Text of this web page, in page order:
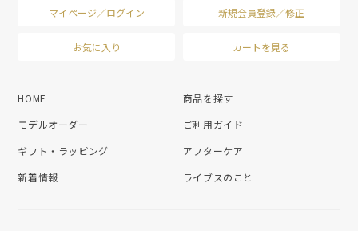
マイページ／ログイン 新規会員登録／修正
お気に入り カートを見る
HOME
商品を探す
モデルオーダー
ご利用ガイド
ギフト・ラッピング
アフターケア
新着情報
ライブスのこと